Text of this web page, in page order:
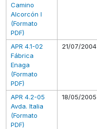
Camino
Alcorcón I
(Formato
PDF)
APR 4.1-02
Fábrica
Enaga
(Formato
PDF)
21/07/2004
APR 4.2-05
Avda. Italia
(Formato
PDF)
18/05/2005